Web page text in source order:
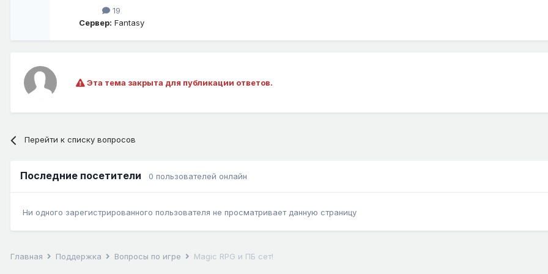
19
Сервер: Fantasy
Эта тема закрыта для публикации ответов.
Перейти к списку вопросов
Последние посетители 0 пользователей онлайн
Ни одного зарегистрированного пользователя не просматривает данную страницу
Главная Поддержка Вопросы по игре Magic RPG и ПБ сет!